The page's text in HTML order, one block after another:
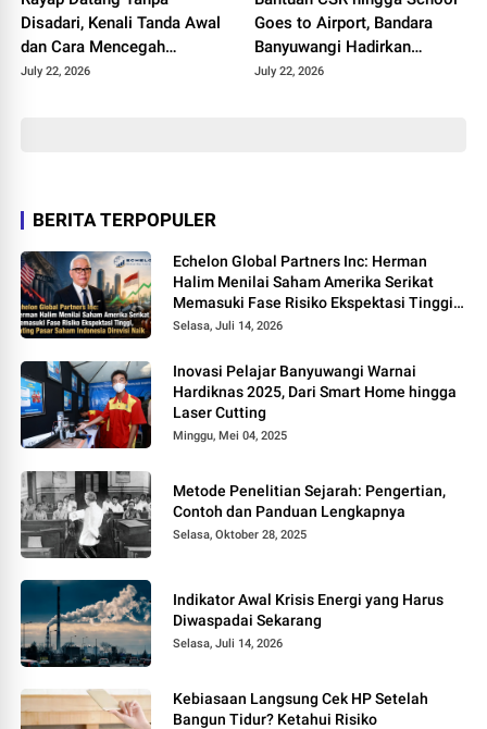
Disadari, Kenali Tanda Awal
dan Cara Mencegah
Kerusakan Sebelum
July 22, 2026
Goes to Airport, Bandara
Banyuwangi Hadirkan
Keceriaan Hari Anak
July 22, 2026
BERITA TERPOPULER
Echelon Global Partners Inc: Herman
Halim Menilai Saham Amerika Serikat
Memasuki Fase Risiko Ekspektasi Tinggi,
Rating Pasar Saham Indonesia Direvisi
Selasa, Juli 14, 2026
Inovasi Pelajar Banyuwangi Warnai
Hardiknas 2025, Dari Smart Home hingga
Laser Cutting
Minggu, Mei 04, 2025
Metode Penelitian Sejarah: Pengertian,
Contoh dan Panduan Lengkapnya
Selasa, Oktober 28, 2025
Indikator Awal Krisis Energi yang Harus
Diwaspadai Sekarang
Selasa, Juli 14, 2026
Kebiasaan Langsung Cek HP Setelah
Bangun Tidur? Ketahui Risiko